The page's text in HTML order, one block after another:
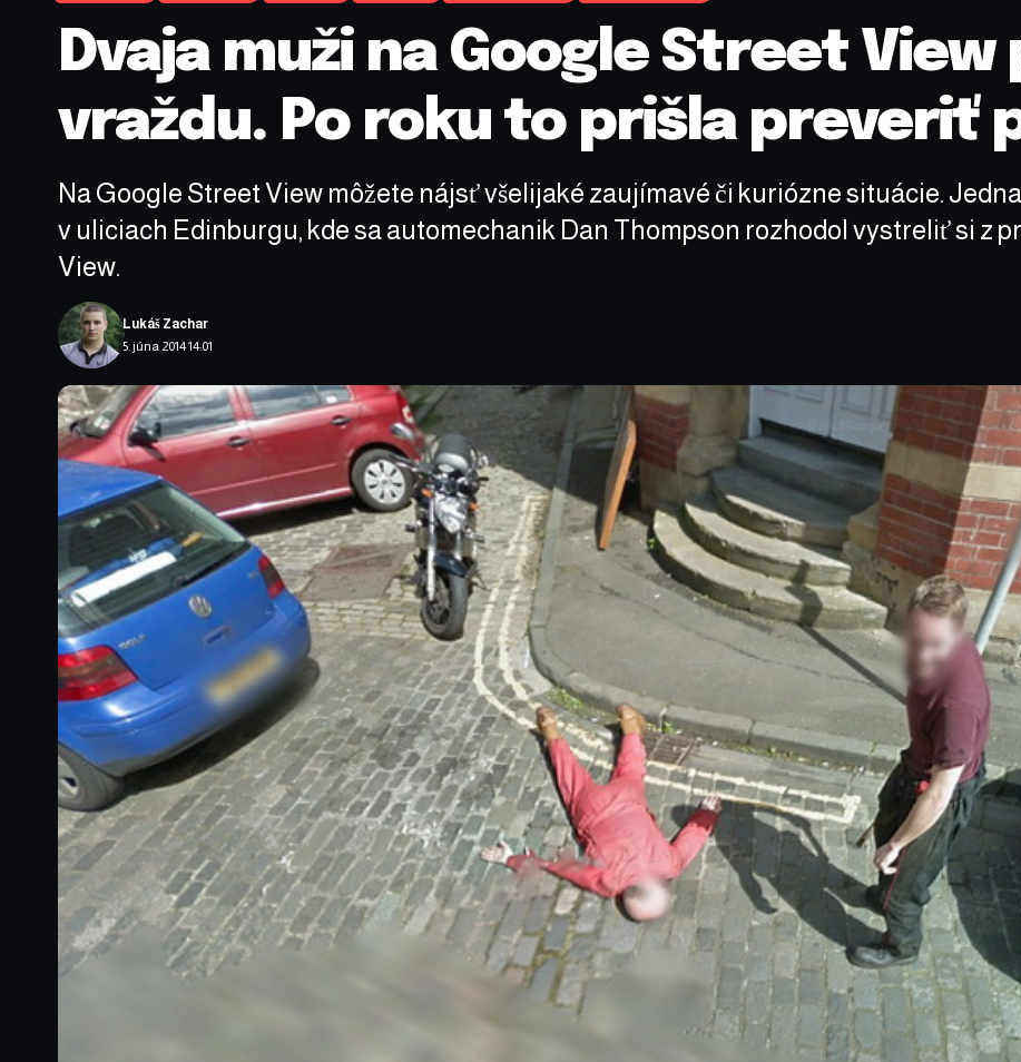
Dvaja muži na Google Street
vraždu. Po roku to prišla preveriť
Na Google Street View môžete nájsť všelijaké zaujímavé či kuriózne situácie.
v uliciach Edinburgu, kde sa automechanik Dan Thompson rozhodol vystreliť si z
View.
5. júna 2014 14:01
Lukáš Zachar